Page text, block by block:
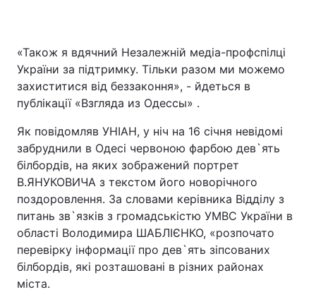
«Також я вдячний Незалежній медіа-профспілці
України за підтримку. Тільки разом ми можемо
захиститися від беззаконня», - йдеться в
публікації «Взгляда из Одессы» .
Як повідомляв УНІАН, у ніч на 16 січня невідомі
забруднили в Одесі червоною фарбою дев`ять
білбордів, на яких зображений портрет
В.ЯНУКОВИЧА з текстом його новорічного
поздоровлення. За словами керівника Відділу з
питань зв`язків з громадськістю УМВС України в
області Володимира ШАБЛІЄНКО, «розпочато
перевірку інформації про дев`ять зіпсованих
білбордів, які розташовані в різних районах
міста.